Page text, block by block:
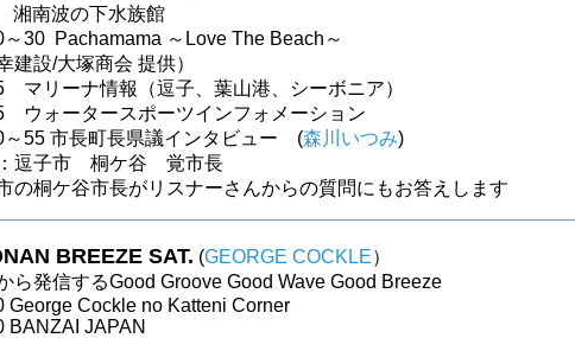
南波の下水族館
～30 Pachamama ～Love The Beach～
建設/大塚商会 提供）
マリーナ情報（逗子、葉山港、シーボニア）
ウォータースポーツインフォメーション
～55 市長町長県議インタビュー (森川いつみ)
逗子市 桐ケ谷 覚市長
の桐ケ谷市長がリスナーさんからの質問にもお答えします
BREEZE SAT. (GEORGE COCKLE）
ら発信するGood Groove Good Wave Good Breeze
George Cockle no Katteni Corner
BANZAI JAPAN